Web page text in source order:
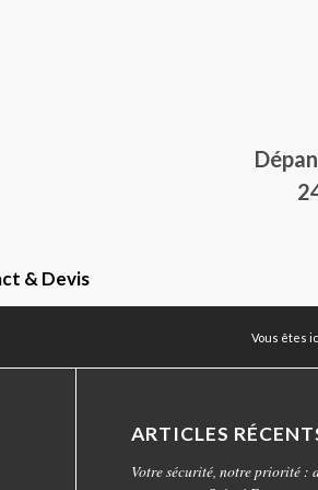
& Devis
Vous êtes
ARTICLES
Votre sécurité, notre priorité :